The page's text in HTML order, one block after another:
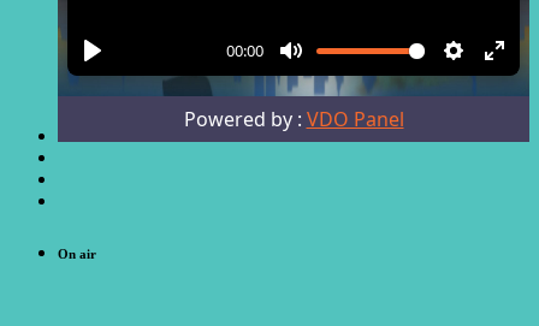
On air